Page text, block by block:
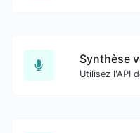
Synthèse